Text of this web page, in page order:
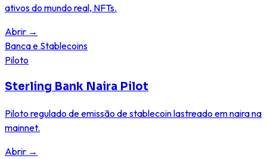
ativos do mundo real, NFTs.
Abrir →
Banca e Stablecoins
Piloto
Sterling Bank Naira Pilot
Piloto regulado de emissão de stablecoin lastreado em naira na
mainnet.
Abrir →